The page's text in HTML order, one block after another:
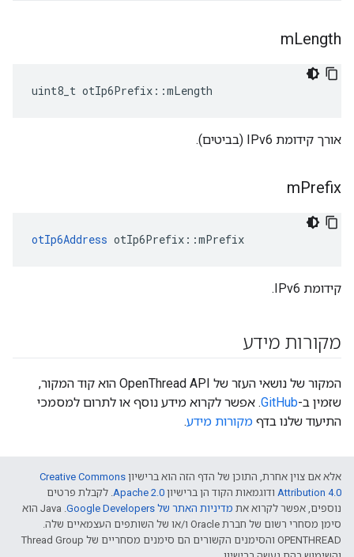
mLength
uint8_t otIp6Prefix ::mLength
אורך קידומת IPv6 (בביטים).
mPrefix
otIp6Address otIp6Prefix ::mPrefix
קידומת IPv6.
מקורות מידע
המקור של נושאי העזר של OpenThread API הוא קוד המקור,
שזמין ב-GitHub. אפשר לקרוא מידע נוסף או לתרום למסמכי
התיעוד שלנו בדף מקורות מידע.
אלא אם צוין אחרת, התוכן של הדף הזה הוא ברישיון Creative Commons
Attribution 4.0‏ ודוגמאות הקוד הן ברישיון Apache 2.0‏. לקבלת פרטים
נוספים, אפשר לקרוא את מדיניות האתר של Google Developers‏
.‏ Java הוא
סימן מסחרי רשום של חברת Oracle ו/או של השותפים העצמאיים שלה.
‫OPENTHREAD והסימנים הקשורים הם סימנים מסחריים של Thread Group